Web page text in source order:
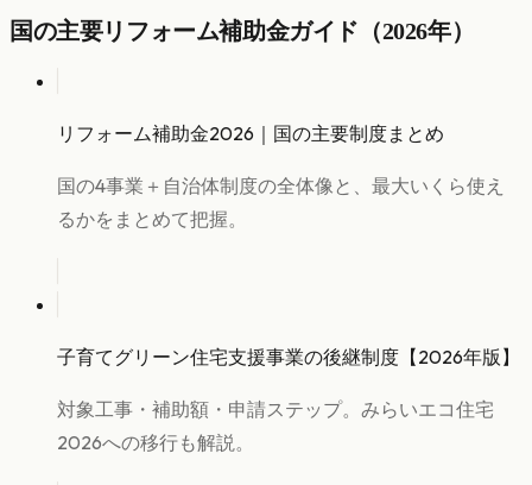
国の主要リフォーム補助金ガイド（2026年）
リフォーム補助金2026｜国の主要制度まとめ
国の4事業＋自治体制度の全体像と、最大いくら使え
るかをまとめて把握。
子育てグリーン住宅支援事業の後継制度【2026年版】
対象工事・補助額・申請ステップ。みらいエコ住宅
2026への移行も解説。